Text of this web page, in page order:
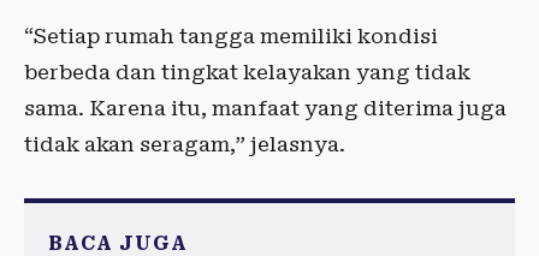
“Setiap rumah tangga memiliki kondisi
berbeda dan tingkat kelayakan yang tidak
sama. Karena itu, manfaat yang diterima juga
tidak akan seragam,” jelasnya.
BACA JUGA